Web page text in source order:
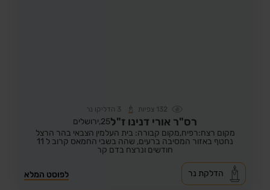
132 צפיות 3 הדליקו נר
רס"ר אורי דנינו ז"ל25, ירושלים
מקום רצח:רפיח,מקום קבורה: בית העלמין הצבאי בהר הרצל
נחטף באזור המסיבה ברעים, שהה בשבי החמאס קרוב ל 11
חודשים ונרצח בדם קר
לפוסט המלא הדלקת נר